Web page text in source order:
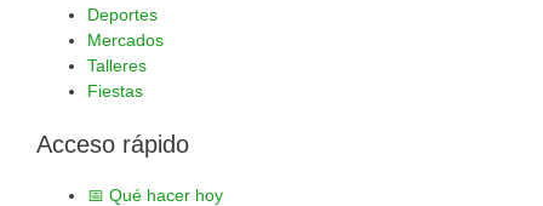
Deportes
Mercados
Talleres
Fiestas
Acceso rápido
📅 Qué hacer hoy